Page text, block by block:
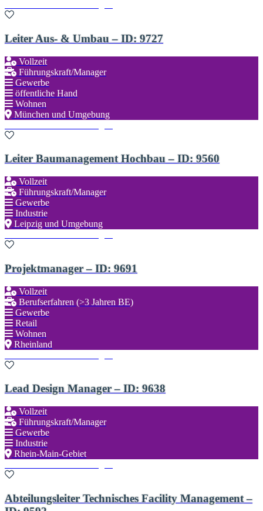
Leiter Aus- & Umbau – ID: 9727
Vollzeit
Führungskraft/Manager
Gewerbe
öffentliche Hand
Wohnen
München und Umgebung
Leiter Baumanagement Hochbau – ID: 9560
Vollzeit
Führungskraft/Manager
Gewerbe
Industrie
Leipzig und Umgebung
Projektmanager – ID: 9691
Vollzeit
Berufserfahren (>3 Jahren BE)
Gewerbe
Retail
Wohnen
Rheinland
Lead Design Manager – ID: 9638
Vollzeit
Führungskraft/Manager
Gewerbe
Industrie
Rhein-Main-Gebiet
Abteilungsleiter Technisches Facility Management –